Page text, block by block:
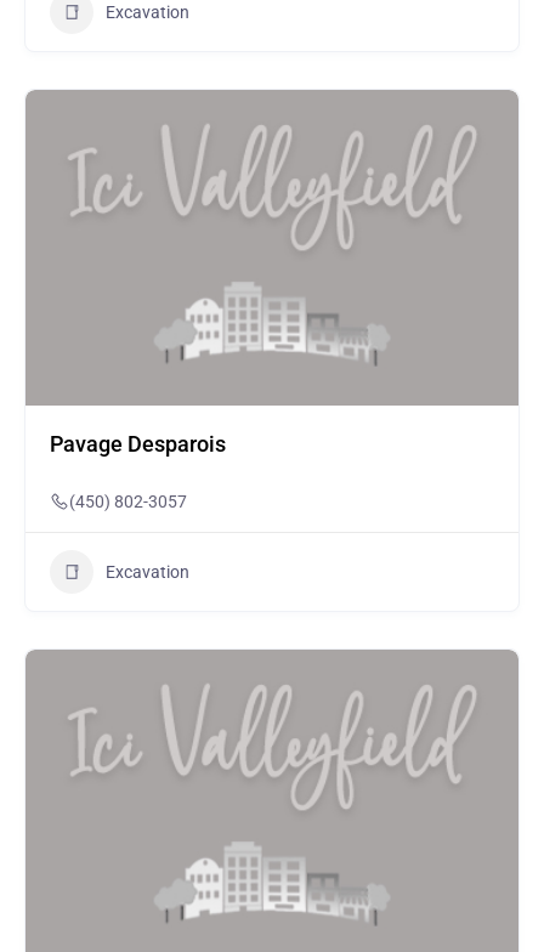
Excavation
Pavage Desparois
(450) 802-3057
Excavation